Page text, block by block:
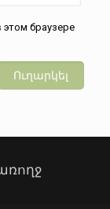
этом браузере